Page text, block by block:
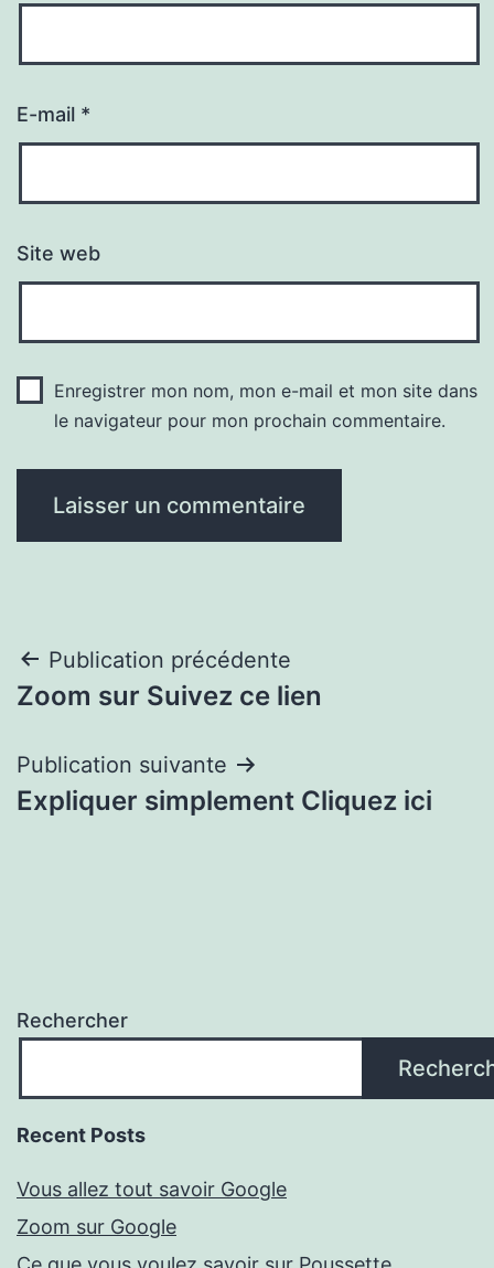
E-mail *
Site web
Enregistrer mon nom, mon e-mail et mon site dans
le navigateur pour mon prochain commentaire.
Navigation
de
l’article
Publication précédente
Zoom sur Suivez ce lien
Publication suivante
Expliquer simplement Cliquez ici
Rechercher
Recent Posts
Vous allez tout savoir Google
Zoom sur Google